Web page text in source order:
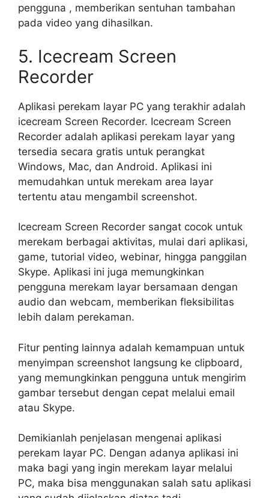
pengguna , memberikan sentuhan tambahan
pada video yang dihasilkan.
5. Icecream Screen
Recorder
Aplikasi perekam layar PC yang terakhir adalah
icecream Screen Recorder. Icecream Screen
Recorder adalah aplikasi perekam layar yang
tersedia secara gratis untuk perangkat
Windows, Mac, dan Android. Aplikasi ini
memudahkan untuk merekam area layar
tertentu atau mengambil screenshot.
Icecream Screen Recorder sangat cocok untuk
merekam berbagai aktivitas, mulai dari aplikasi,
game, tutorial video, webinar, hingga panggilan
Skype. Aplikasi ini juga memungkinkan
pengguna merekam layar bersamaan dengan
audio dan webcam, memberikan fleksibilitas
lebih dalam perekaman.
Fitur penting lainnya adalah kemampuan untuk
menyimpan screenshot langsung ke clipboard,
yang memungkinkan pengguna untuk mengirim
gambar tersebut dengan cepat melalui email
atau Skype.
Demikianlah penjelasan mengenai aplikasi
perekam layar PC. Dengan adanya aplikasi ini
maka bagi yang ingin merekam layar melalui
PC, maka bisa menggunakan salah satu aplikasi